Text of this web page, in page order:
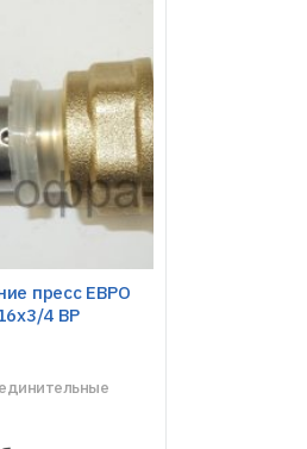
пресс ЕВРО
4 ВР